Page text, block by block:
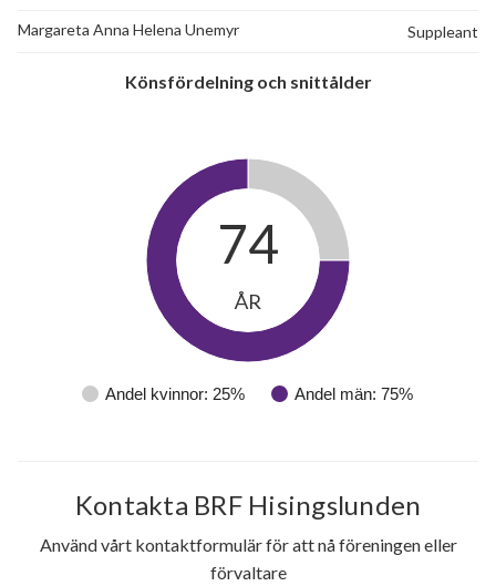
Margareta Anna Helena Unemyr Suppleant
Könsfördelning och snittålder
Andel kvinnor: 25% Andel män: 75%
74
ÅR
Kontakta BRF Hisingslunden
Använd vårt kontaktformulär för att nå föreningen eller
förvaltare